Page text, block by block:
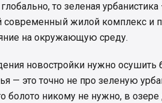
то зеленая
современный жилой комплекс и
на окружающую среду.
новостройки нужно осушить
— это точно не про зеленую
болото никому не нужно, в озере